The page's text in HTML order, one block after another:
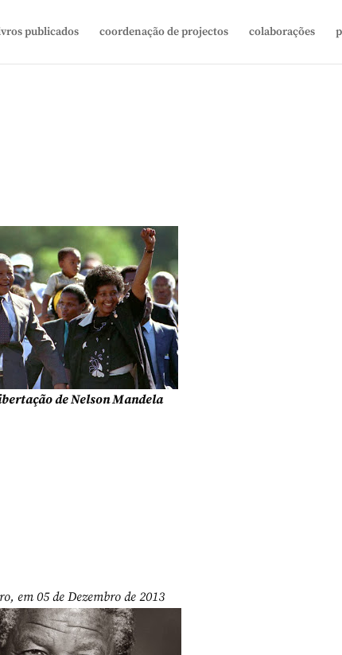
publicados coordenação de projectos colaborações
de Nelson Mandela
em 05 de Dezembro de 2013